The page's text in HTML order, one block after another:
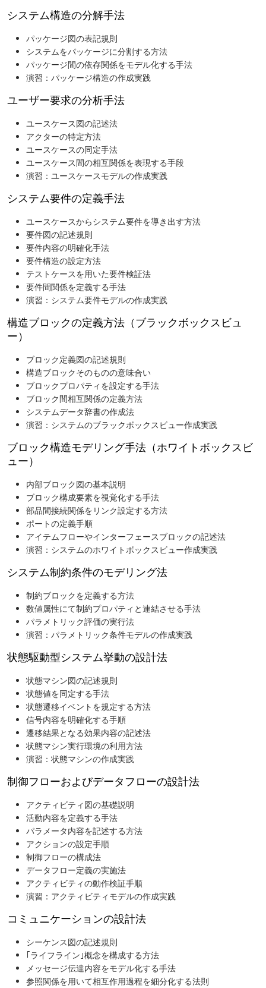
システム構造の分解手法
パッケージ図の表記規則
システムをパッケージに分割する方法
パッケージ間の依存関係をモデル化する手法
演習：パッケージ構造の作成実践
ユーザー要求の分析手法
ユースケース図の記述法
アクターの特定方法
ユースケースの同定手法
ユースケース間の相互関係を表現する手段
演習：ユースケースモデルの作成実践
システム要件の定義手法
ユースケースからシステム要件を導き出す方法
要件図の記述規則
要件内容の明確化手法
要件構造の設定方法
テストケースを用いた要件検証法
要件間関係を定義する手法
演習：システム要件モデルの作成実践
構造ブロックの定義方法（ブラックボックスビュ
ー）
ブロック定義図の記述規則
構造ブロックそのものの意味合い
ブロックプロパティを設定する手法
ブロック間相互関係の定義方法
システムデータ辞書の作成法
演習：システムのブラックボックスビュー作成実践
ブロック構造モデリング手法（ホワイトボックスビ
ュー）
内部ブロック図の基本説明
ブロック構成要素を視覚化する手法
部品間接続関係をリンク設定する方法
ポートの定義手順
アイテムフローやインターフェースブロックの記述法
演習：システムのホワイトボックスビュー作成実践
システム制約条件のモデリング法
制約ブロックを定義する方法
数値属性にて制約プロパティと連結させる手法
パラメトリック評価の実行法
演習：パラメトリック条件モデルの作成実践
状態駆動型システム挙動の設計法
状態マシン図の記述規則
状態値を同定する手法
状態遷移イベントを規定する方法
信号内容を明確化する手順
遷移結果となる効果内容の記述法
状態マシン実行環境の利用方法
演習：状態マシンの作成実践
制御フローおよびデータフローの設計法
アクティビティ図の基礎説明
活動内容を定義する手法
パラメータ内容を記述する方法
アクションの設定手順
制御フローの構成法
データフロー定義の実施法
アクティビティの動作検証手順
演習：アクティビティモデルの作成実践
コミュニケーションの設計法
シーケンス図の記述規則
｢ライフライン｣概念を構成する方法
メッセージ伝達内容をモデル化する手法
参照関係を用いて相互作用過程を細分化する法則